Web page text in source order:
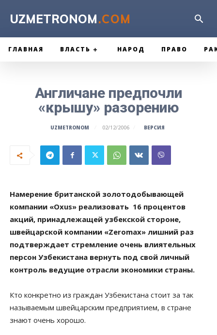
UZMETRONOM.COM
ГЛАВНАЯ ВЛАСТЬ НАРОД ПРАВО
Англичане предпочли
«крышу» разорению
UZMETRONOM 02/12/2006 ВЕРСИЯ
Намерение британской золотодобывающей
компании «Oxus» реализовать 16 процентов
акций, принадлежащей узбекской стороне,
швейцарской компании «Zeromax» лишний раз
подтверждает стремление очень влиятельных
персон Узбекистана вернуть под свой личный
контроль ведущие отрасли экономики страны.
Кто конкретно из граждан Узбекистана стоит за так
называемым швейцарским предприятием, в стране
знают очень хорошо.